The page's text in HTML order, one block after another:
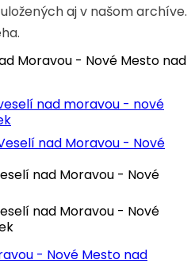
aj v našom archíve.
Moravou - Nové Mesto nad
nad moravou - nové
nad Moravou - Nové
nad Moravou - Nové
nad Moravou - Nové
- Nové Mesto nad